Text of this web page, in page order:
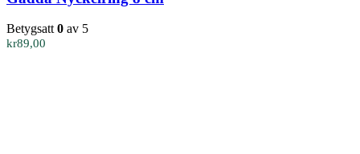
Betygsatt 0 av 5
kr89,00